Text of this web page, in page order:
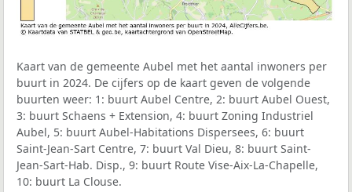
Kaart van de gemeente Aubel met het aantal inwoners per
buurt in 2024. De cijfers op de kaart geven de volgende
buurten weer: 1: buurt Aubel Centre, 2: buurt Aubel Ouest,
3: buurt Schaens + Extension, 4: buurt Zoning Industriel
Aubel, 5: buurt Aubel-Habitations Dispersees, 6: buurt
Saint-Jean-Sart Centre, 7: buurt Val Dieu, 8: buurt Saint-
Jean-Sart-Hab. Disp., 9: buurt Route Vise-Aix-La-Chapelle,
10: buurt La Clouse.